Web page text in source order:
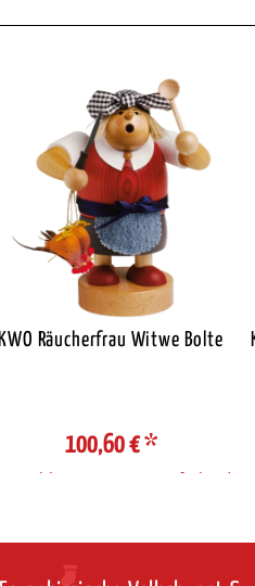
KWO Räucherfrau Witwe Bolte
100,60 €*
Auswahl Steuerzone / Lieferland